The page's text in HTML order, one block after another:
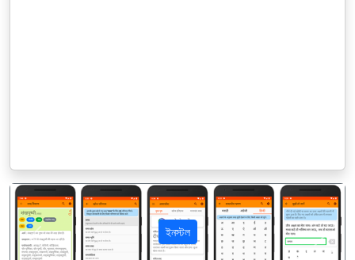
ইনস্টল
पिछला अगला